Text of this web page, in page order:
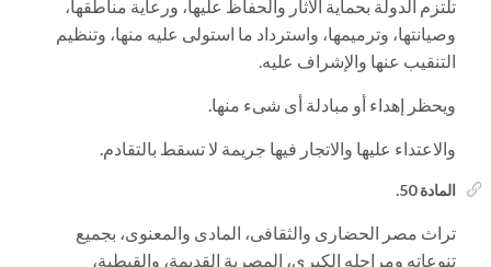
تلتزم الدولة بحماية الآثار والحفاظ عليها، ورعاية مناطقها،
وصيانتها، وترميمها، واسترداد ما استولى عليه منها، وتنظيم
التنقيب عنها والإشراف عليه.
ويحظر إهداء أو مبادلة أى شىء منها.
والاعتداء عليها والاتجار فيها جريمة لا تسقط بالتقادم.
المادة 50.
تراث مصر الحضارى والثقافى، المادى والمعنوى، بجميع
تنوعاته ومراحله الكبرى، المصرية القديمة، والقبطية،